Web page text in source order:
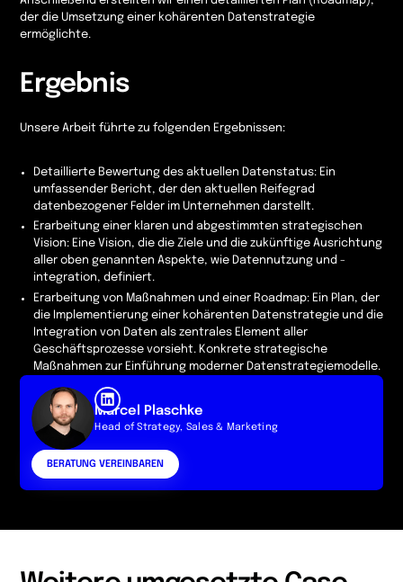
der die Umsetzung einer kohärenten Datenstrategie
ermöglichte.
Ergebnis
Unsere Arbeit führte zu folgenden Ergebnissen:
Detaillierte Bewertung des aktuellen Datenstatus: Ein
umfassender Bericht, der den aktuellen Reifegrad
datenbezogener Felder im Unternehmen darstellt.
Erarbeitung einer klaren und abgestimmten strategischen
Vision: Eine Vision, die die Ziele und die zukünftige Ausrichtung
aller oben genannten Aspekte, wie Datennutzung und -
integration, definiert.
Erarbeitung von Maßnahmen und einer Roadmap: Ein Plan, der
die Implementierung einer kohärenten Datenstrategie und die
Integration von Daten als zentrales Element aller
Geschäftsprozesse vorsieht. Konkrete strategische
Maßnahmen zur Einführung moderner Datenstrategiemodelle.
Marcel Plaschke
Head of Strategy, Sales & Marketing
BERATUNG VEREINBAREN